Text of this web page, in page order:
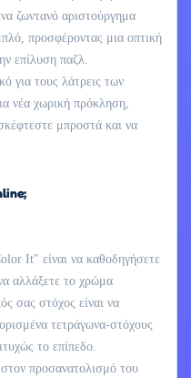
ζωντανό αριστούργημα
προσφέροντας μια οπτική
επίλυση παζλ.
για τους λάτρεις των
νέα χωρική πρόκληση,
μπροστά και να
It" είναι να καθοδηγήσετε
αλλάξετε το χρώμα
σας στόχος είναι να
τετράγωνα-στόχους
το επίπεδο.
προσανατολισμό του